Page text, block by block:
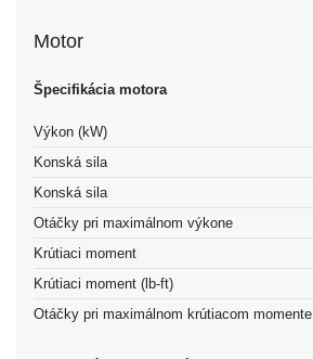
Motor
Špecifikácia motora
Výkon (kW)
Konská sila
Konská sila
Otáčky pri maximálnom výkone
Krútiaci moment
Krútiaci moment (lb-ft)
Otáčky pri maximálnom krútiacom momente